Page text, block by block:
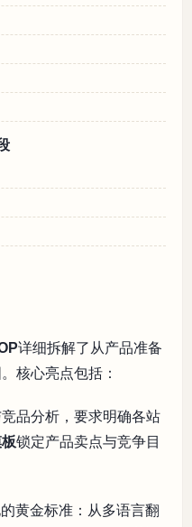
详细拆解了从产品准备
核心亮点包括：
品分析，要求明确各站
锁定产品卖点与竞争目
黄金标准：从多语言翻